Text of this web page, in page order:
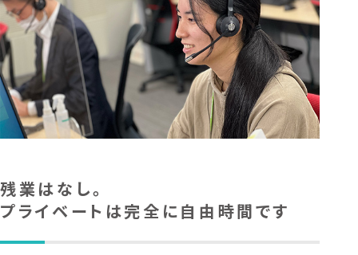
残業はなし。
プライベートは完全に自由時間です